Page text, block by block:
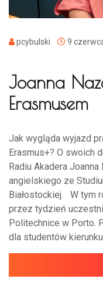
pcybulski 9
Joanna
Erasmusem
Jak wygląda wyjazd
Erasmus+? O swoich
Radiu Akadera
angielskiego ze
Białostockiej. W tym
przez tydzień
Politechnice w Porto.
dla studentów